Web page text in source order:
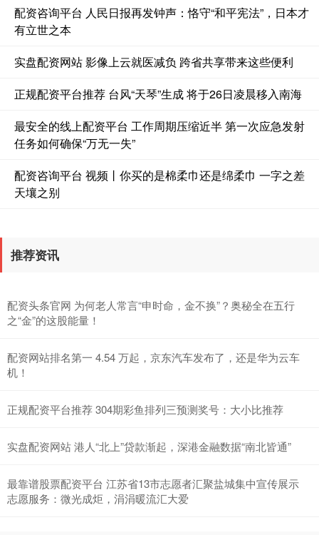
深证成指 14053.04 -91.17 -0.64%
北证50 1121.24 +1.78 +0.16%
创业板指 3490.47
配资咨询平台 人民日报再发钟声：恪守“和平宪法”，日本才
有立世之本
实盘配资网站 影像上云就医减负 跨省共享带来这些便利
正规配资平台推荐 台风“天琴”生成 将于26日凌晨移入南海
最安全的线上配资平台 工作周期压缩近半 第一次应急发射
任务如何确保“万无一失”
配资咨询平台 视频丨你买的是棉柔巾还是绵柔巾 一字之差
天壤之别
推荐资讯
配资头条官网 为何老人常言“申时命，金不换”？奥秘全在五行
之“金”的这股能量！
配资网站排名第一 4.54 万起，京东汽车发布了，还是华为云车
机！
正规配资平台推荐 304期彩鱼排列三预测奖号：大小比推荐
实盘配资网站 港人“北上”贷款渐起，深港金融数据“南北皆通”
最靠谱股票配资平台 江苏省13市志愿者汇聚盐城集中宣传展示
志愿服务：微光成炬，涓涓暖流汇大爱